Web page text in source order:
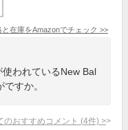
と在庫をAmazonでチェック >>
われているNew Bal
すか。
のおすすめコメント (4件) >